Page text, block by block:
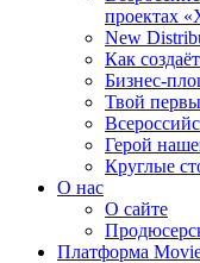
проектах
New
Как
Бизнес-
Твой
Герой
Круглые
О нас
О сайте
Платформа